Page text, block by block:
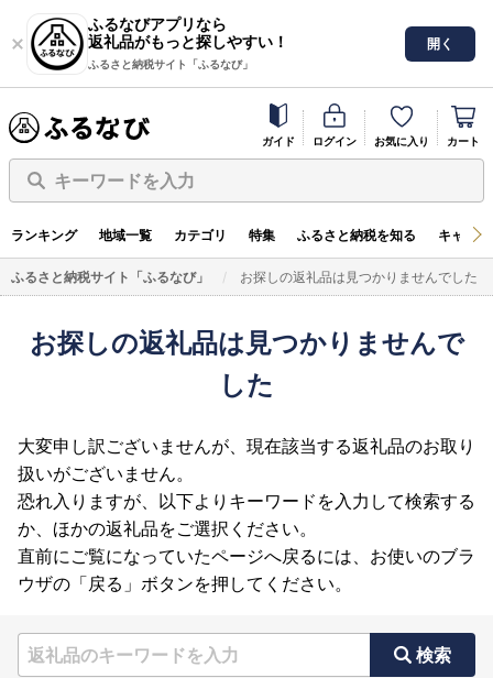
ふるなびアプリなら
返礼品がもっと探しやすい！
ふるさと納税サイト「ふるなび」
開く
ガイド ログイン お気に入り カート
キーワードを入力
ランキング 地域一覧 カテゴリ 特集 ふるさと納税を知る キャン
ふるさと納税サイト「ふるなび」 お探しの返礼品は見つかりませんでした
お探しの返礼品は見つかりませんで
した
大変申し訳ございませんが、現在該当する返礼品のお取り
扱いがございません。
恐れ入りますが、以下よりキーワードを入力して検索する
か、ほかの返礼品をご選択ください。
直前にご覧になっていたページへ戻るには、お使いのブラ
ウザの「戻る」ボタンを押してください。
検索